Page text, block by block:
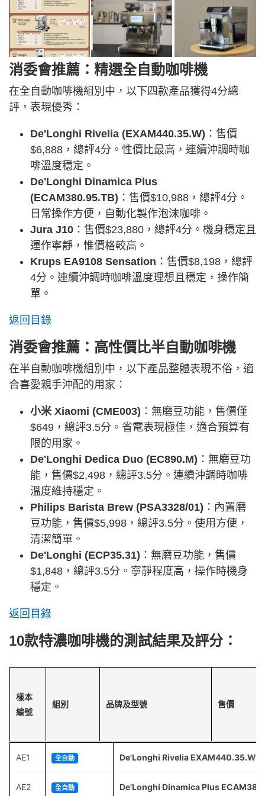
消委會推薦：精選全自動咖啡機
在全自動咖啡機組別中，以下四款產品獲得4分總
評，表現優秀：
De'Longhi Rivelia (EXAM440.35.W) ：售價
$6,888，總評4分。性價比最高，連續沖調時咖
啡溫度穩定。
De'Longhi Dinamica Plus
(ECAM380.95.TB) ：售價$10,988，總評4分。
日常操作方便，自動化製作泡沫咖啡。
Jura J10 ：售價$23,880，總評4分。機身穩定且
運作寧靜，惟價格較高。
Krups EA9108 Sensation ：售價$8,198，總評
4分。連續沖調時咖啡溫度理想且穩定，操作簡
單。
返回目錄
消委會推薦：高性價比半自動咖啡機
在半自動咖啡機組別中，以下產品整體表現不俗，適
合喜愛親手沖配的用家：
小米 Xiaomi (CME003) ：無磨豆功能，售價僅
$649，總評3.5分。省電表現極佳，適合預算有
限的用家。
De'Longhi Dedica Duo (EC890.M) ：無磨豆功
能，售價$2,498，總評3.5分。連續沖調時咖啡
溫度維持穩定。
Philips Barista Brew (PSA3328/01) ：內置磨
豆功能，售價$5,998，總評3.5分。使用方便，
清潔簡單。
De'Longhi (ECP35.31) ：無磨豆功能，售價
$1,848，總評3.5分。寧靜程度高，操作時機身
穩定。
返回目錄
10款特濃咖啡機的測試結果及評分：
樣本
編號
組別 品牌及型號 售價
AE1 全自動 De'Longhi Rivelia EXAM440.35.W
AE2 全自動 De'Longhi Dinamica Plus